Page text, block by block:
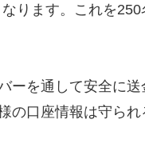
ります。これを
ーを通して安全に送
の口座情報は守ら